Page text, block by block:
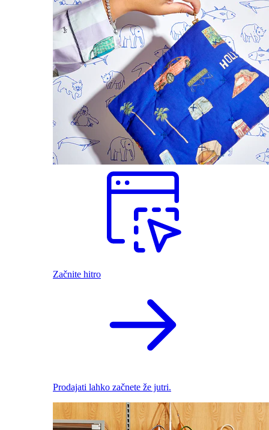
Začnite hitro
Prodajati lahko začnete že jutri.